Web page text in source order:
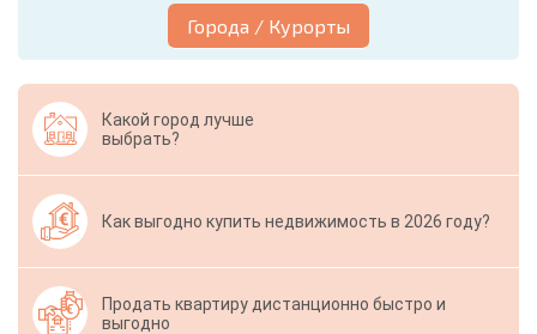
Города / Курорты
Какой город лучше
выбрать?
Как выгодно купить недвижимость в 2026 году?
Продать квартиру дистанционно быстро и
выгодно